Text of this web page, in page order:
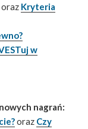
oraz Kryteria
w
nagrań:
oraz Czy